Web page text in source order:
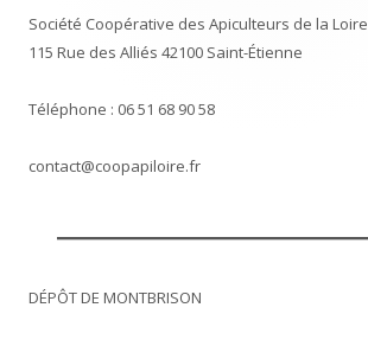
Société Coopérative des Apiculteurs de la Loire
115 Rue des Alliés 42100 Saint-Étienne
Téléphone : 06 51 68 90 58
contact@coopapiloire.fr
DÉPÔT DE MONTBRISON